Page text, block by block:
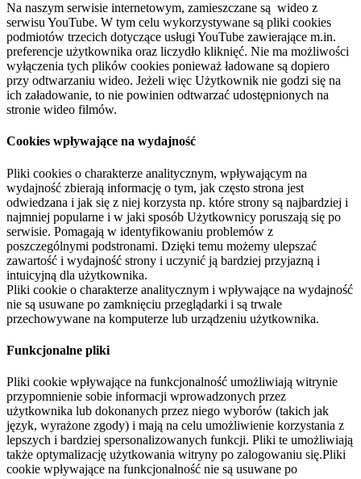
Na naszym serwisie internetowym, zamieszczane są wideo z
serwisu YouTube. W tym celu wykorzystywane są pliki cookies
podmiotów trzecich dotyczące usługi YouTube zawierające m.in.
preferencje użytkownika oraz liczydło kliknięć. Nie ma możliwości
wyłączenia tych plików cookies ponieważ ładowane są dopiero
przy odtwarzaniu wideo. Jeżeli więc Użytkownik nie godzi się na
ich załadowanie, to nie powinien odtwarzać udostępnionych na
stronie wideo filmów.
Cookies wpływające na wydajność
Pliki cookies o charakterze analitycznym, wpływającym na
wydajność zbierają informację o tym, jak często strona jest
odwiedzana i jak się z niej korzysta np. które strony są najbardziej i
najmniej popularne i w jaki sposób Użytkownicy poruszają się po
serwisie. Pomagają w identyfikowaniu problemów z
poszczególnymi podstronami. Dzięki temu możemy ulepszać
zawartość i wydajność strony i uczynić ją bardziej przyjazną i
intuicyjną dla użytkownika.
Pliki cookie o charakterze analitycznym i wpływające na wydajność
nie są usuwane po zamknięciu przeglądarki i są trwale
przechowywane na komputerze lub urządzeniu użytkownika.
Funkcjonalne pliki
Pliki cookie wpływające na funkcjonalność umożliwiają witrynie
przypomnienie sobie informacji wprowadzonych przez
użytkownika lub dokonanych przez niego wyborów (takich jak
język, wyrażone zgody) i mają na celu umożliwienie korzystania z
lepszych i bardziej spersonalizowanych funkcji. Pliki te umożliwiają
także optymalizację użytkowania witryny po zalogowaniu się.Pliki
cookie wpływające na funkcjonalność nie są usuwane po